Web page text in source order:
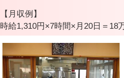
【月収例】
時給1,310円×7時間×月20日＝18